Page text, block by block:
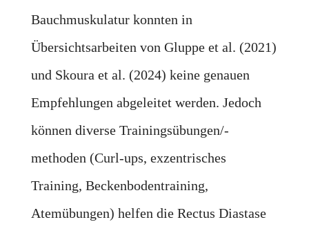
Bauchmuskulatur konnten in
Übersichtsarbeiten von Gluppe et al. (2021)
und Skoura et al. (2024) keine genauen
Empfehlungen abgeleitet werden. Jedoch
können diverse Trainingsübungen/-
methoden (Curl-ups, exzentrisches
Training, Beckenbodentraining,
Atemübungen) helfen die Rectus Diastase